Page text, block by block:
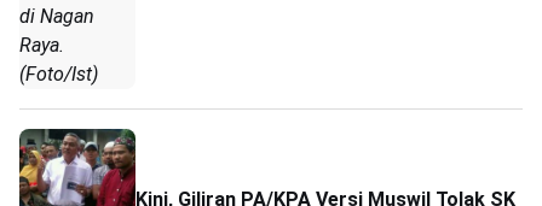
di Nagan
Raya.
(Foto/Ist)
Kini, Giliran PA/KPA Versi Muswil Tolak SK